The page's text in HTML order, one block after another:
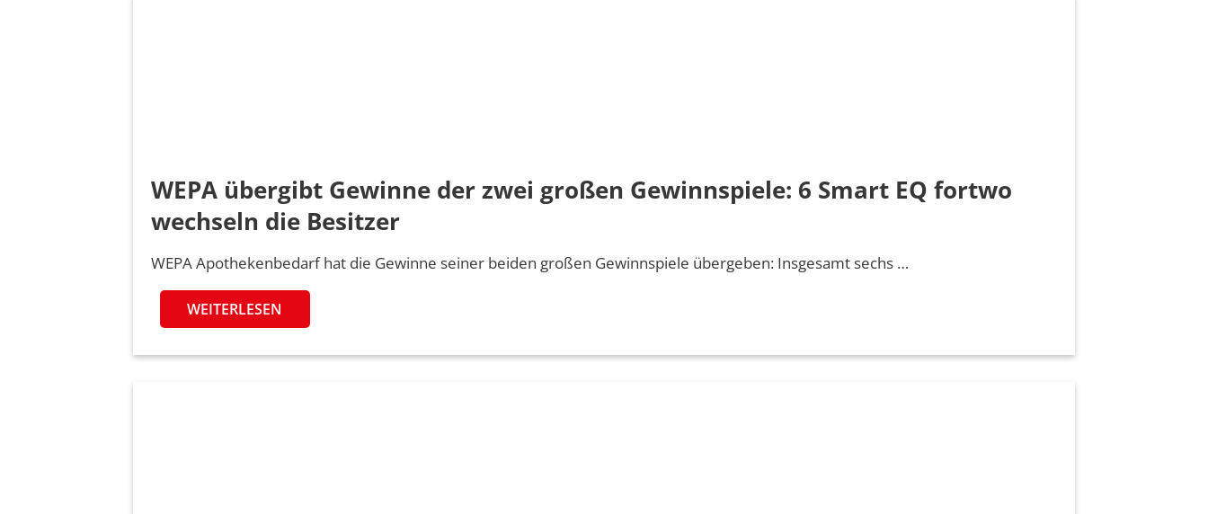
WEPA übergibt Gewinne der zwei großen Gewinnspiele: 6 Smart EQ fortwo
wechseln die Besitzer
WEPA Apothekenbedarf hat die Gewinne seiner beiden großen Gewinnspiele übergeben: Insgesamt sechs …
WEITERLESEN